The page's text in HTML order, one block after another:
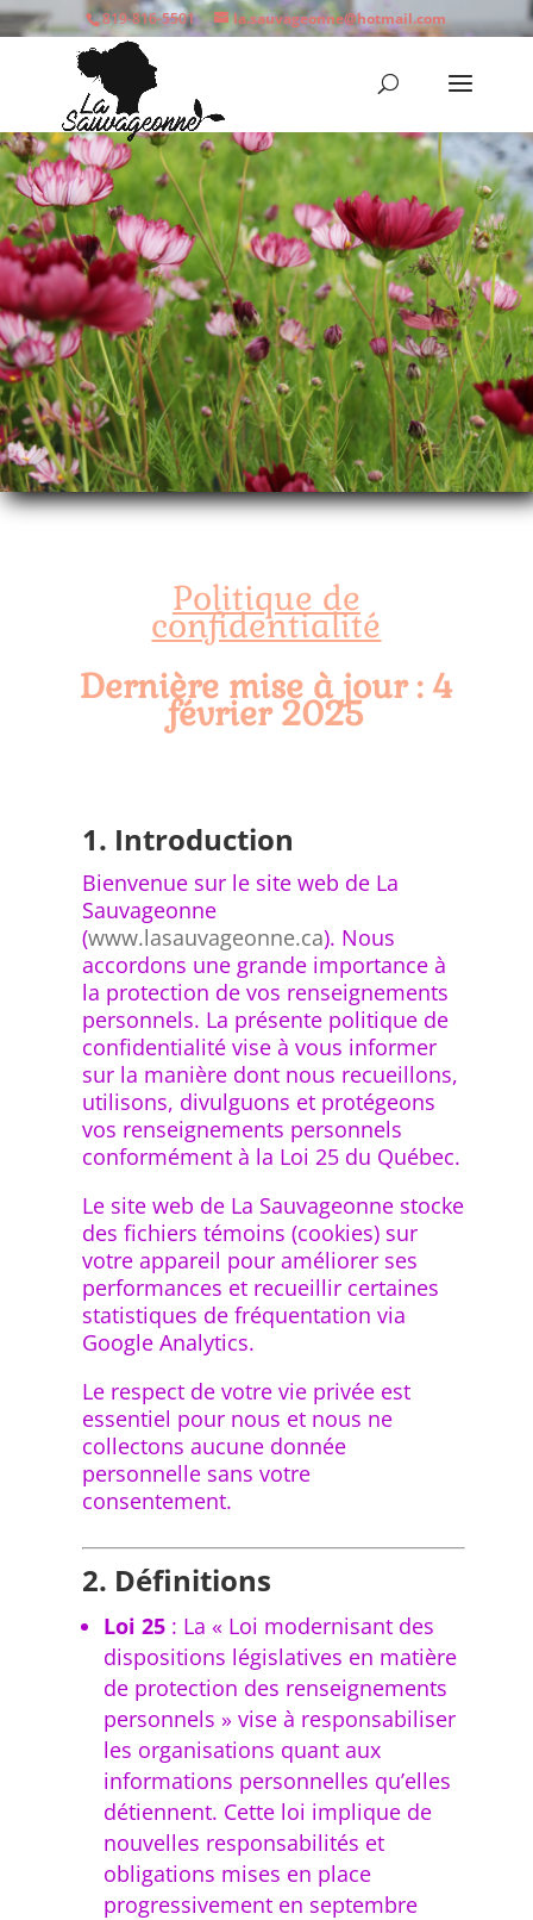
819-816-5501 la.sauvageonne@hotmail.com
Politique de
confidentialité
Dernière mise à jour : 4
février 2025
1. Introduction
Bienvenue sur le site web de La
Sauvageonne
(www.lasauvageonne.ca). Nous
accordons une grande importance à
la protection de vos renseignements
personnels. La présente politique de
confidentialité vise à vous informer
sur la manière dont nous recueillons,
utilisons, divulguons et protégeons
vos renseignements personnels
conformément à la Loi 25 du Québec.
Le site web de La Sauvageonne stocke
des fichiers témoins (cookies) sur
votre appareil pour améliorer ses
performances et recueillir certaines
statistiques de fréquentation via
Google Analytics.
Le respect de votre vie privée est
essentiel pour nous et nous ne
collectons aucune donnée
personnelle sans votre
consentement.
2. Définitions
Loi 25: La « Loi modernisant des
dispositions législatives en matière
de protection des renseignements
personnels » vise à responsabiliser
les organisations quant aux
informations personnelles qu’elles
détiennent. Cette loi implique de
nouvelles responsabilités et
obligations mises en place
progressivement en septembre